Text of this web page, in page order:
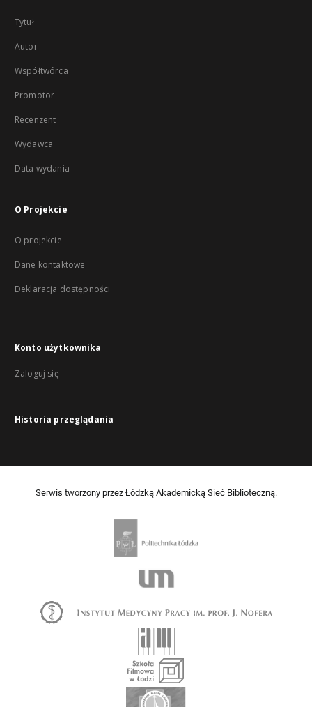
Tytuł
Autor
Współtwórca
Promotor
Recenzent
Wydawca
Data wydania
O Projekcie
O projekcie
Dane kontaktowe
Deklaracja dostępności
Konto użytkownika
Zaloguj się
Historia przeglądania
Serwis tworzony przez Łódzką Akademicką Sieć Biblioteczną.